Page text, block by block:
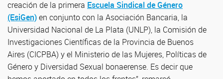
creación de la primera Escuela Sindical de Género
(EsiGen)en conjunto con la Asociación Bancaria, la
Universidad Nacional de La Plata (UNLP), la Comisión de
Investigaciones Científicas de la Provincia de Buenos
Aires (CICPBA) y el Ministerio de las Mujeres, Políticas de
Género y Diversidad Sexual bonaerense. Es decir que